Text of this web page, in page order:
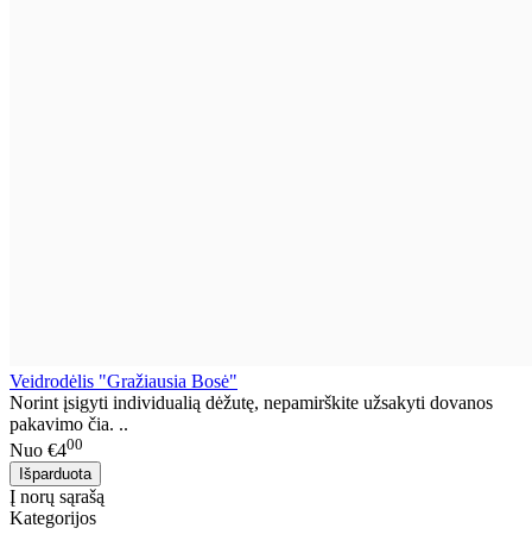
Veidrodėlis "Gražiausia Bosė"
Norint įsigyti individualią dėžutę, nepamirškite užsakyti dovanos
pakavimo čia. ..
Nuo €400
Į norų sąrašą
Kategorijos